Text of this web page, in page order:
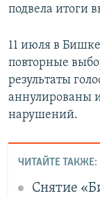
подвела итоги
11 июля в
повторные
результаты
аннулированы
нарушений.
ЧИТАЙТЕ ТАКЖЕ:
Снятие